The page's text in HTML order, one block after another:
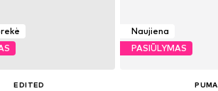
EDITED
Naujiena
PASIŪLYMAS
PUMA